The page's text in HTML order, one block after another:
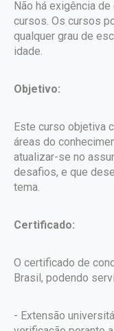
Não há exigência
cursos. Os cursos
qualquer grau de
idade.
Objetivo:
Este curso objetiva
áreas do
atualizar-se no
desafios, e que
tema.
Certificado:
O certificado de
Brasil, podendo
- Extensão